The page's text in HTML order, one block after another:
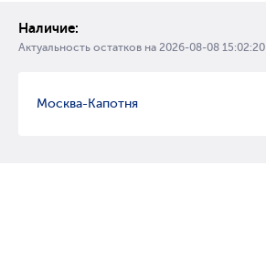
Наличие:
Актуальность остатков на 2026-08-08 15:02:20
Москва-Капотня